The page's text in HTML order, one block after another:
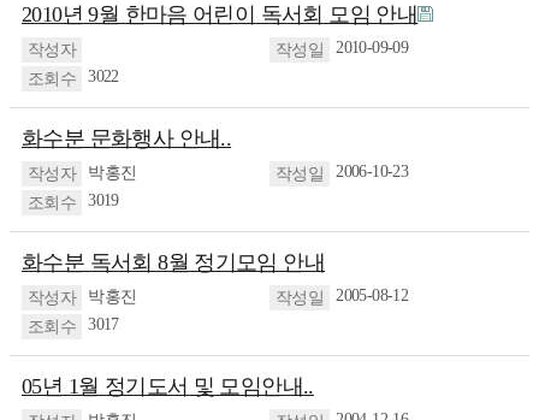
2010년 9월 한마음 어린이 독서회 모임 안내
2010-09-09
3022
화수분 문화행사 안내..
박홍진
2006-10-23
3019
화수분 독서회 8월 정기모임 안내
박홍진
2005-08-12
3017
05년 1월 정기도서 및 모임안내..